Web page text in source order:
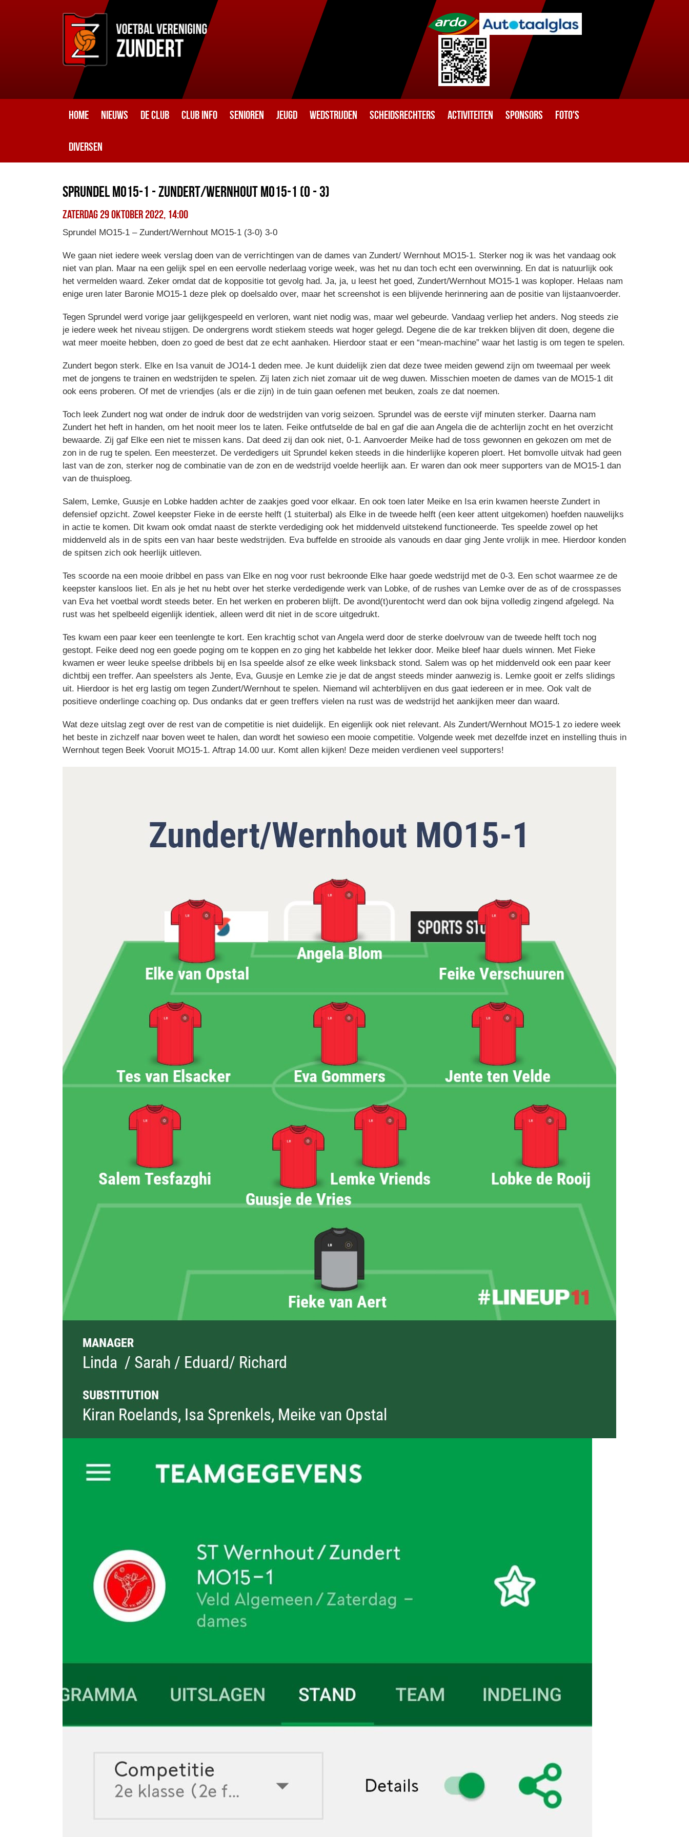
Home Nieuws De club Club info Senioren Jeugd Wedstrijden Scheidsrechters Activiteiten Sponsors Foto's
Diversen
Sprundel MO15-1 - Zundert/Wernhout MO15-1 (0 - 3)
zaterdag 29 oktober 2022, 14:00
Sprundel MO15-1 – Zundert/Wernhout MO15-1 (3-0) 3-0
We gaan niet iedere week verslag doen van de verrichtingen van de dames van Zundert/ Wernhout MO15-1. Sterker nog ik was het vandaag ook
niet van plan. Maar na een gelijk spel en een eervolle nederlaag vorige week, was het nu dan toch echt een overwinning. En dat is natuurlijk ook
het vermelden waard. Zeker omdat dat de koppositie tot gevolg had. Ja, ja, u leest het goed, Zundert/Wernhout MO15-1 was koploper. Helaas nam
enige uren later Baronie MO15-1 deze plek op doelsaldo over, maar het screenshot is een blijvende herinnering aan de positie van lijstaanvoerder.
Tegen Sprundel werd vorige jaar gelijkgespeeld en verloren, want niet nodig was, maar wel gebeurde. Vandaag verliep het anders. Nog steeds zie
je iedere week het niveau stijgen. De ondergrens wordt stiekem steeds wat hoger gelegd. Degene die de kar trekken blijven dit doen, degene die
wat meer moeite hebben, doen zo goed de best dat ze echt aanhaken. Hierdoor staat er een “mean-machine” waar het lastig is om tegen te spelen.
Zundert begon sterk. Elke en Isa vanuit de JO14-1 deden mee. Je kunt duidelijk zien dat deze twee meiden gewend zijn om tweemaal per week
met de jongens te trainen en wedstrijden te spelen. Zij laten zich niet zomaar uit de weg duwen. Misschien moeten de dames van de MO15-1 dit
ook eens proberen. Of met de vriendjes (als er die zijn) in de tuin gaan oefenen met beuken, zoals ze dat noemen.
Toch leek Zundert nog wat onder de indruk door de wedstrijden van vorig seizoen. Sprundel was de eerste vijf minuten sterker. Daarna nam
Zundert het heft in handen, om het nooit meer los te laten. Feike ontfutselde de bal en gaf die aan Angela die de achterlijn zocht en het overzicht
bewaarde. Zij gaf Elke een niet te missen kans. Dat deed zij dan ook niet, 0-1. Aanvoerder Meike had de toss gewonnen en gekozen om met de
zon in de rug te spelen. Een meesterzet. De verdedigers uit Sprundel keken steeds in die hinderlijke koperen ploert. Het bomvolle uitvak had geen
last van de zon, sterker nog de combinatie van de zon en de wedstrijd voelde heerlijk aan. Er waren dan ook meer supporters van de MO15-1 dan
van de thuisploeg.
Salem, Lemke, Guusje en Lobke hadden achter de zaakjes goed voor elkaar. En ook toen later Meike en Isa erin kwamen heerste Zundert in
defensief opzicht. Zowel keepster Fieke in de eerste helft (1 stuiterbal) als Elke in de tweede helft (een keer attent uitgekomen) hoefden nauwelijks
in actie te komen. Dit kwam ook omdat naast de sterkte verdediging ook het middenveld uitstekend functioneerde. Tes speelde zowel op het
middenveld als in de spits een van haar beste wedstrijden. Eva buffelde en strooide als vanouds en daar ging Jente vrolijk in mee. Hierdoor konden
de spitsen zich ook heerlijk uitleven.
Tes scoorde na een mooie dribbel en pass van Elke en nog voor rust bekroonde Elke haar goede wedstrijd met de 0-3. Een schot waarmee ze de
keepster kansloos liet. En als je het nu hebt over het sterke verdedigende werk van Lobke, of de rushes van Lemke over de as of de crosspasses
van Eva het voetbal wordt steeds beter. En het werken en proberen blijft. De avond(t)urentocht werd dan ook bijna volledig zingend afgelegd. Na
rust was het spelbeeld eigenlijk identiek, alleen werd dit niet in de score uitgedrukt.
Tes kwam een paar keer een teenlengte te kort. Een krachtig schot van Angela werd door de sterke doelvrouw van de tweede helft toch nog
gestopt. Feike deed nog een goede poging om te koppen en zo ging het kabbelde het lekker door. Meike bleef haar duels winnen. Met Fieke
kwamen er weer leuke speelse dribbels bij en Isa speelde alsof ze elke week linksback stond. Salem was op het middenveld ook een paar keer
dichtbij een treffer. Aan speelsters als Jente, Eva, Guusje en Lemke zie je dat de angst steeds minder aanwezig is. Lemke gooit er zelfs slidings
uit. Hierdoor is het erg lastig om tegen Zundert/Wernhout te spelen. Niemand wil achterblijven en dus gaat iedereen er in mee. Ook valt de
positieve onderlinge coaching op. Dus ondanks dat er geen treffers vielen na rust was de wedstrijd het aankijken meer dan waard.
Wat deze uitslag zegt over de rest van de competitie is niet duidelijk. En eigenlijk ook niet relevant. Als Zundert/Wernhout MO15-1 zo iedere week
het beste in zichzelf naar boven weet te halen, dan wordt het sowieso een mooie competitie. Volgende week met dezelfde inzet en instelling thuis in
Wernhout tegen Beek Vooruit MO15-1. Aftrap 14.00 uur. Komt allen kijken! Deze meiden verdienen veel supporters!